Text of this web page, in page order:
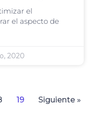
el
el aspecto de
2020
19 Siguiente »